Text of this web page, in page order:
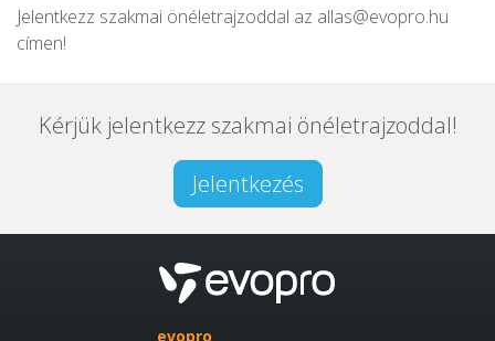
Jelentkezz szakmai önéletrajzoddal az allas@evopro.hu
címen!
Kérjük jelentkezz szakmai önéletrajzoddal!
Jelentkezés
evopro